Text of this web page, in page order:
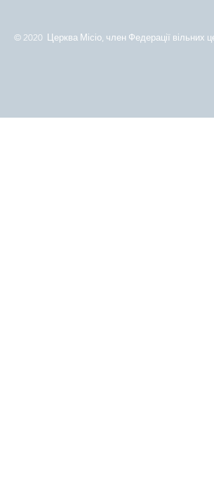
© 2020 Церква Місіо, член Федерації вільних